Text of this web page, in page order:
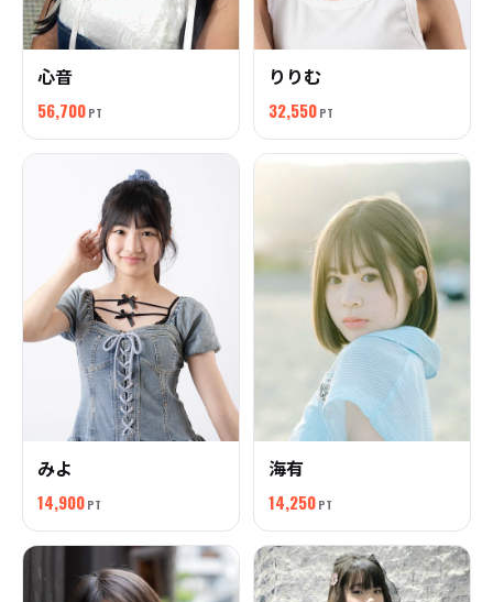
心音
56,700 PT
りりむ
32,550 PT
みよ
14,900 PT
海有
14,250 PT